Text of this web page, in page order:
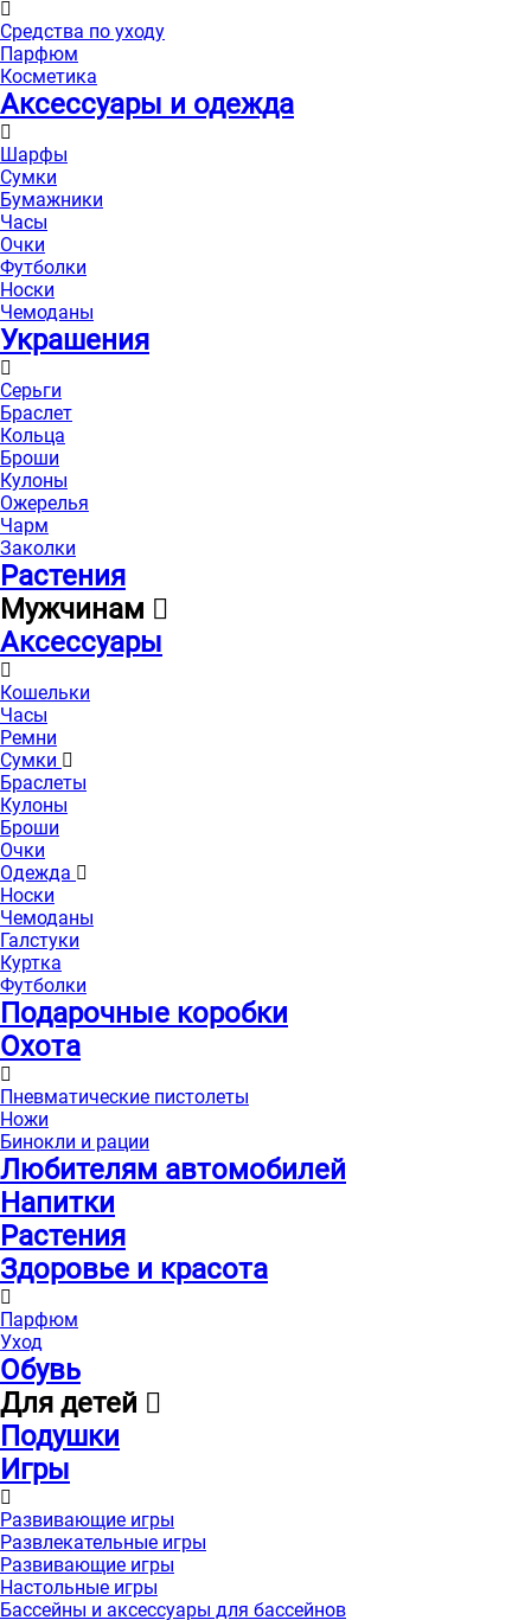
Средства по уходу
Парфюм
Косметика
Аксессуары и одежда
Шарфы
Сумки
Бумажники
Часы
Очки
Футболки
Носки
Чемоданы
Украшения
Серьги
Браслет
Кольца
Броши
Кулоны
Ожерелья
Чарм
Заколки
Растения
Мужчинам
Аксессуары
Кошельки
Часы
Ремни
Сумки
Браслеты
Кулоны
Броши
Очки
Одежда
Носки
Чемоданы
Галстуки
Куртка
Футболки
Подарочные коробки
Охота
Пневматические пистолеты
Ножи
Бинокли и рации
Любителям автомобилей
Напитки
Растения
Здоровье и красота
Парфюм
Уход
Обувь
Для детей
Подушки
Игры
Развивающие игры
Развлекательные игры
Развивающие игры
Настольные игры
Бассейны и аксессуары для бассейнов